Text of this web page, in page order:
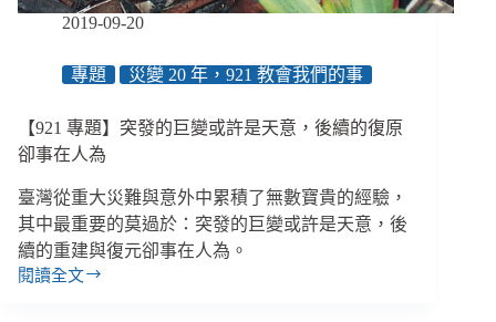
逝
2019-09-20
專題 災變 20 年，921 教會我們的事
【921 專題】突發的巨變或許是天意，後續的復原
卻事在人為
臺灣從重大災難與意外中累積了無數寶貴的經驗，
其中最重要的莫過於：突發的巨變或許是天意，後
續的重建與復元卻事在人為。
閱讀全文
【921